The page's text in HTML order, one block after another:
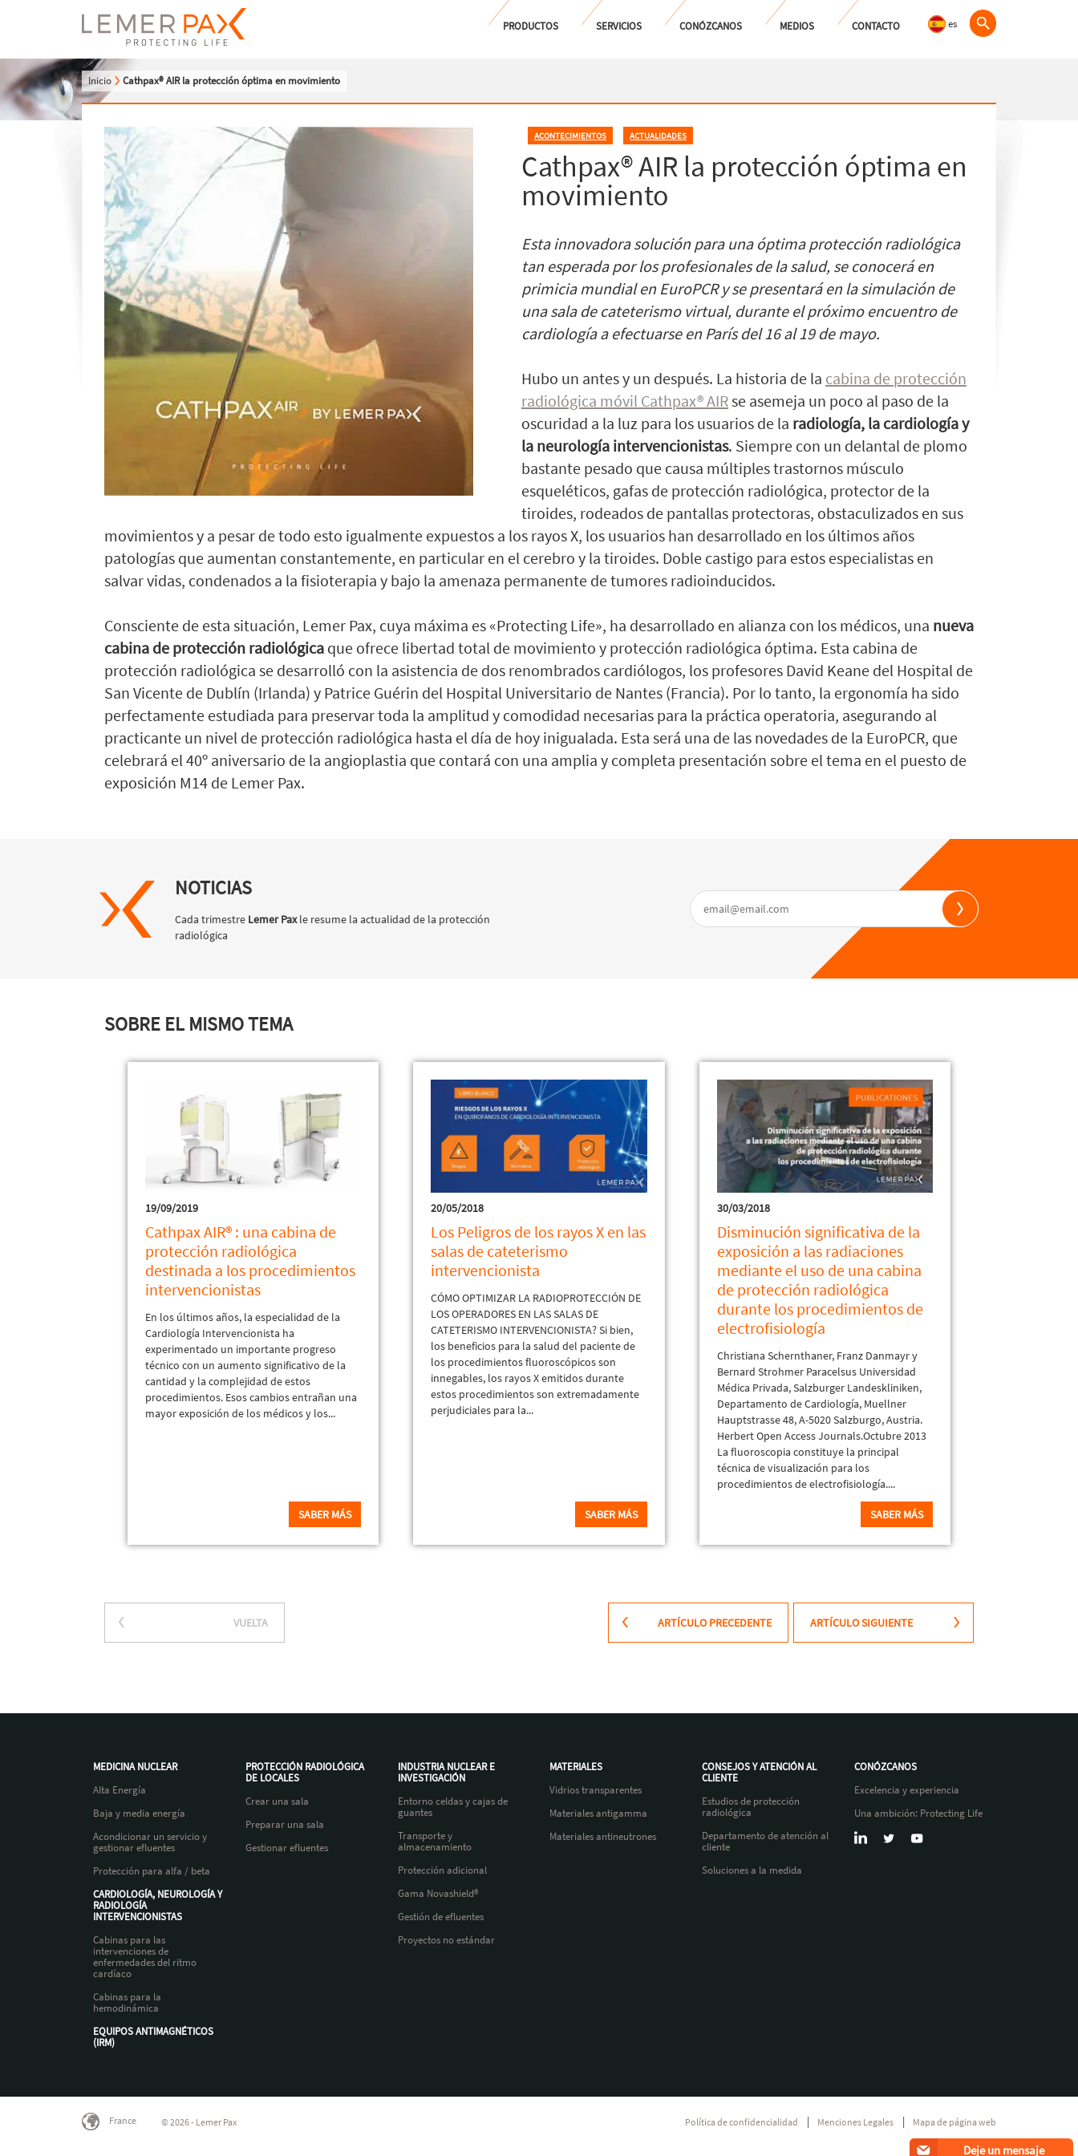
PRODUCTOS SERVICIOS CONÓZCANOS MEDIOS CONTACTO es
Inicio Cathpax® AIR la protección óptima en movimiento
ACONTECIMIENTOS ACTUALIDADES
Cathpax® AIR la protección óptima en
movimiento
Esta innovadora solución para una óptima protección radiológica
tan esperada por los profesionales de la salud, se conocerá en
primicia mundial en EuroPCR y se presentará en la simulación de
una sala de cateterismo virtual, durante el próximo encuentro de
cardiología a efectuarse en París del 16 al 19 de mayo.
Hubo un antes y un después. La historia de la cabina de protección
radiológica móvil Cathpax® AIRse asemeja un poco al paso de la
oscuridad a la luz para los usuarios de la radiología, la cardiología y
la neurología intervencionistas. Siempre con un delantal de plomo
bastante pesado que causa múltiples trastornos músculo
esqueléticos, gafas de protección radiológica, protector de la
tiroides, rodeados de pantallas protectoras, obstaculizados en sus
movimientos y a pesar de todo esto igualmente expuestos a los rayos X, los usuarios han desarrollado en los últimos años
patologías que aumentan constantemente, en particular en el cerebro y la tiroides. Doble castigo para estos especialistas en
salvar vidas, condenados a la fisioterapia y bajo la amenaza permanente de tumores radioinducidos.
Consciente de esta situación, Lemer Pax, cuya máxima es «Protecting Life», ha desarrollado en alianza con los médicos, una nueva
cabina de protección radiológica que ofrece libertad total de movimiento y protección radiológica óptima. Esta cabina de
protección radiológica se desarrolló con la asistencia de dos renombrados cardiólogos, los profesores David Keane del Hospital de
San Vicente de Dublín (Irlanda) y Patrice Guérin del Hospital Universitario de Nantes (Francia). Por lo tanto, la ergonomía ha sido
perfectamente estudiada para preservar toda la amplitud y comodidad necesarias para la práctica operatoria, asegurando al
practicante un nivel de protección radiológica hasta el día de hoy inigualada. Esta será una de las novedades de la EuroPCR, que
celebrará el 40º aniversario de la angioplastia que contará con una amplia y completa presentación sobre el tema en el puesto de
exposición M14 de Lemer Pax.
NOTICIAS
Cada trimestre Lemer Paxle resume la actualidad de la protección
radiológica
SOBRE EL MISMO TEMA
19/09/2019
Cathpax AIR® : una cabina de
protección radiológica
destinada a los procedimientos
intervencionistas
En los últimos años, la especialidad de la
Cardiología Intervencionista ha
experimentado un importante progreso
técnico con un aumento significativo de la
cantidad y la complejidad de estos
procedimientos. Esos cambios entrañan una
mayor exposición de los médicos y los...
SABER MÁS
20/05/2018
Los Peligros de los rayos X en las
salas de cateterismo
intervencionista
CÓMO OPTIMIZAR LA RADIOPROTECCIÓN DE
LOS OPERADORES EN LAS SALAS DE
CATETERISMO INTERVENCIONISTA? Si bien,
los beneficios para la salud del paciente de
los procedimientos fluoroscópicos son
innegables, los rayos X emitidos durante
estos procedimientos son extremadamente
perjudiciales para la...
SABER MÁS
30/03/2018
Disminución significativa de la
exposición a las radiaciones
mediante el uso de una cabina
de protección radiológica
durante los procedimientos de
electrofisiología
Christiana Schernthaner, Franz Danmayr y
Bernard Strohmer Paracelsus Universidad
Médica Privada, Salzburger Landeskliniken,
Departamento de Cardiología, Muellner
Hauptstrasse 48, A-5020 Salzburgo, Austria.
Herbert Open Access Journals.Octubre 2013
La fluoroscopia constituye la principal
técnica de visualización para los
procedimientos de electrofisiología....
SABER MÁS
VUELTA ARTÍCULO PRECEDENTE ARTÍCULO SIGUIENTE
MEDICINA NUCLEAR
Alta Energía
Baja y media energía
Acondicionar un servicio y
gestionar efluentes
Protección para alfa / beta
CARDIOLOGÍA, NEUROLOGÍA Y
RADIOLOGÍA
INTERVENCIONISTAS
Cabinas para las
intervenciones de
enfermedades del ritmo
cardíaco
Cabinas para la
hemodinámica
EQUIPOS ANTIMAGNÉTICOS
(IRM)
PROTECCIÓN RADIOLÓGICA
DE LOCALES
Crear una sala
Preparar una sala
Gestionar efluentes
INDUSTRIA NUCLEAR E
INVESTIGACIÓN
Entorno celdas y cajas de
guantes
Transporte y
almacenamiento
Protección adicional
Gama Novashield®
Gestión de efluentes
Proyectos no estándar
MATERIALES
Vidrios transparentes
Materiales antigamma
Materiales antineutrones
CONSEJOS Y ATENCIÓN AL
CLIENTE
Estudios de protección
radiológica
Departamento de atención al
cliente
Soluciones a la medida
CONÓZCANOS
Excelencia y experiencia
Una ambición: Protecting Life
France © 2026 - Lemer Pax Política de confidencialidad Menciones Legales Mapa de página web
Deje un mensaje